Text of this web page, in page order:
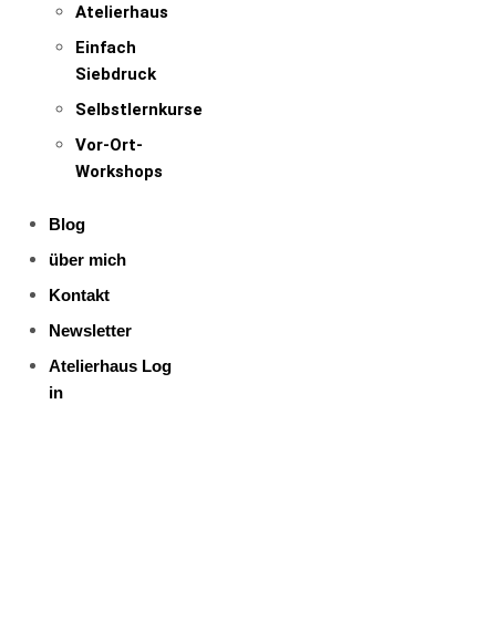
Atelierhaus
Einfach
Siebdruck
Selbstlernkurse
Vor-Ort-
Workshops
Blog
über mich
Kontakt
Newsletter
Atelierhaus Log
in